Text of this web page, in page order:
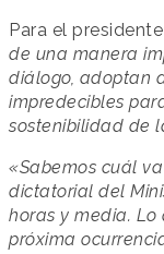
Para el
de una manera
diálogo, adoptan
impredecibles
sostenibilidad de
«Sabemos cuál
dictatorial del
horas y media. Lo
próxima